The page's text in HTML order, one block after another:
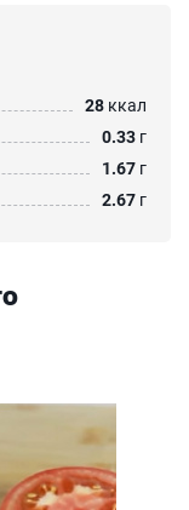
28 ккал
0.33 г
1.67 г
2.67 г